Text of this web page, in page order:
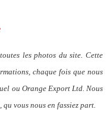
les photos du site. Cette
chaque fois que nous
ou Orange Export Ltd. Nous
vous nous en fassiez part.